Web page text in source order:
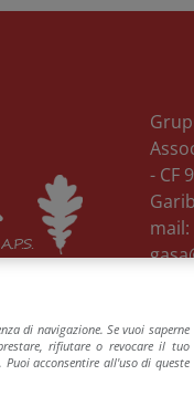
- CF
mail:
di navigazione. Se vuoi saperne
rifiutare o revocare il tuo
Puoi acconsentire all'uso di queste